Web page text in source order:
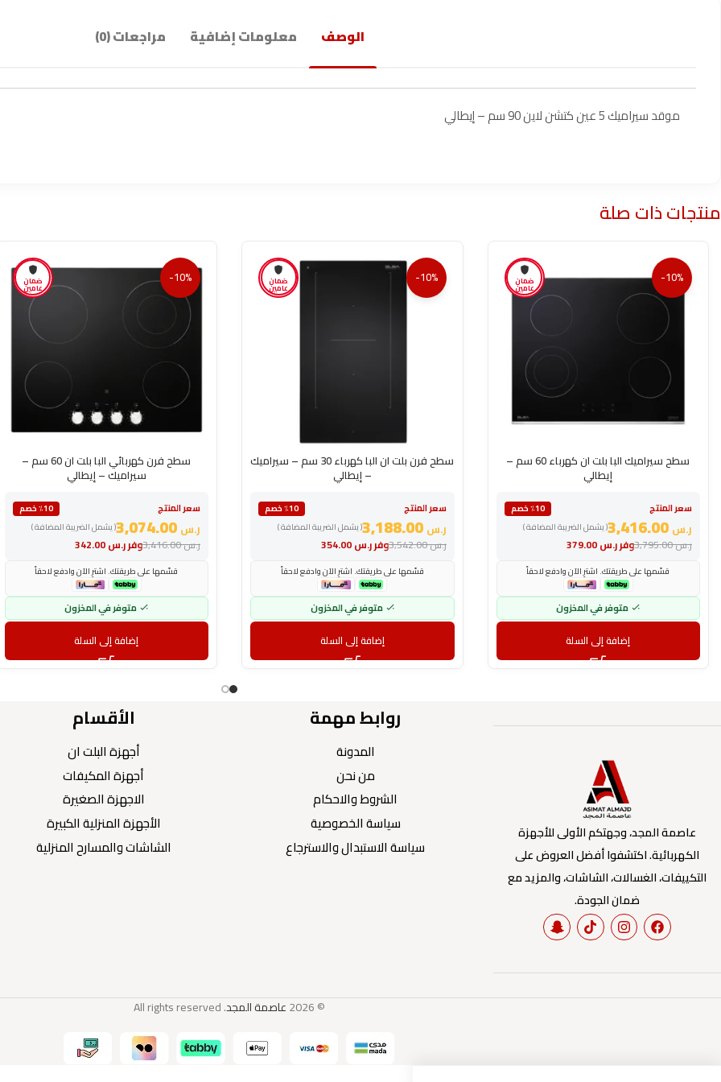
الوصف معلومات إضافية مراجعات (0)
موقد سيراميك 5 عين كتشن لاين 90 سم – إيطالي
منتجات ذات صلة
ضمان
عامين
-10%
سطح سيراميك البا بلت ان كهرباء 60 سم –
إيطالي
سعر المنتج
٪10 خصم
( يشمل الضريبة المضافة )
ر.س
وفرر.س ر.س3,795.00
قسّمها على طريقتك. اشترِ الآن وادفع لاحقاً
متوفر في المخزون
إضافة إلى السلة
ضمان
عامين
-10%
سطح فرن بلت ان البا كهرباء 30 سم – سيراميك
– إيطالي
سعر المنتج
٪10 خصم
( يشمل الضريبة المضافة )
ر.س 3,188.00
وفرر.س354.00 ر.س3,542.00
قسّمها على طريقتك. اشترِ الآن وادفع لاحقاً
متوفر في المخزون
إضافة إلى السلة
ضمان
عامين
-10%
سطح فرن كهربائي البا بلت ان 60 سم –
سيراميك – إيطالي
سعر المنتج
٪10 خصم
( يشمل الضريبة المضافة )
ر.س
وفرر.س ر.س3,416.00
قسّمها على طريقتك. اشترِ الآن وادفع لاحقاً
متوفر في المخزون
إضافة إلى السلة
عاصمة المجد، وجهتكم الأولى للأجهزة
الكهربائية. اكتشفوا أفضل العروض على
التكييفات، الغسالات، الشاشات، والمزيد مع
ضمان الجودة.
روابط مهمة
المدونة
من نحن
الشروط والاحكام
سياسة الخصوصية
سياسة الاستبدال والاسترجاع
الأقسام
أجهزة البلت ان
أجهزة المكيفات
الاجهزة الصغيرة
الأجهزة المنزلية الكبيرة
الشاشات والمسارح المنزلية
© 2026 عاصمة المجد. All rights reserved